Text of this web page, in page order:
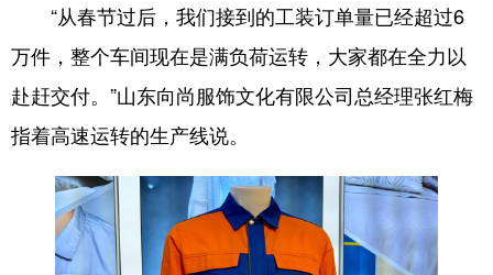
会展 彩票 时尚
亚太网 上市公司
地方频道
首页 山东新闻 图片 专题·访谈
“从春节过后，我们接到的工装订单量已经超过6
万件，整个车间现在是满负荷运转，大家都在全力以
赴赶交付。”山东向尚服饰文化有限公司总经理张红梅
指着高速运转的生产线说。